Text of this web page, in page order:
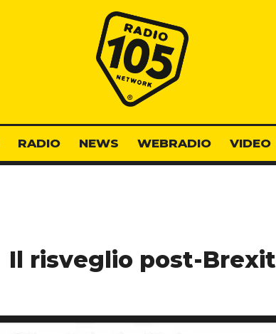
Radio 105
RADIO NEWS WEBRADIO VIDEO
Il risveglio post-Brexit